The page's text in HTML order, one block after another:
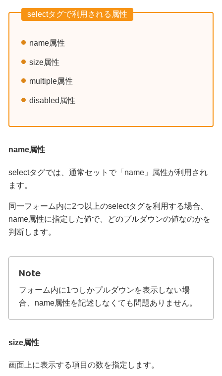
selectタグで利用される属性
name属性
size属性
multiple属性
disabled属性
name属性
selectタグでは、通常セットで「name」属性が利用され
ます。
同一フォーム内に2つ以上のselectタグを利用する場合、
name属性に指定した値で、どのプルダウンの値なのかを
判断します。
フォーム内に1つしかプルダウンを表示しない場
合、name属性を記述しなくても問題ありません。
size属性
画面上に表示する項目の数を指定します。